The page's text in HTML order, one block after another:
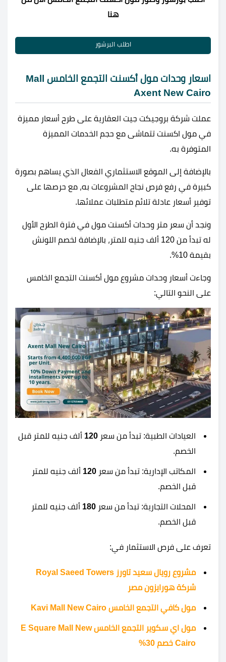
هنا
اطلب البرشور
اسعار وحدات مول أكسنت التجمع الخامس Mall
Axent New Cairo
عملت شركة بروجيكت جيت العقارية على طرح أسعار مميزة
في مول اكسنت تتماشى مع حجم الخدمات المميزة
المتوفرة به.
بالإضافة إلى الموقع الاستثماري الفعال الذي يساهم بصورة
كبيرة في رفع فرص نجاح المشروعات به، مع حرصها على
توفير أسعار عادلة تلائم متطلبات عملائها.
ونجد أن سعر متر وحدات أكسنت مول في فترة الطرح الأول
له تبدأ من 120 ألف جنيه للمتر، بالإضافة لخصم اللونش
بقيمة 10%.
وجاءت أسعار وحدات مشروع مول أكسنت التجمع الخامس
على النحو التالي:
العيادات الطبية: تبدأ من سعر 120 ألف جنيه للمتر قبل
الخصم.
المكاتب الإدارية: تبدأ من سعر 120 ألف جنيه للمتر
قبل الخصم.
المحلات التجارية: تبدأ من سعر 180 ألف جنيه للمتر
قبل الخصم.
تعرف على فرص الاستثمار في:
مشروع رويال سعيد تاورز Royal Saeed Towers
شركة هورايزون مصر
مول كافي التجمع الخامس Kavi Mall New Cairo
مول اي سكوير التجمع الخامس E Square Mall New
Cairo خصم 30%